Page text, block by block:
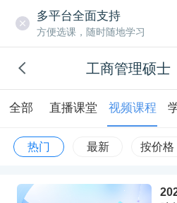
多平台全面支持
方便选课，随时随地学习
工商管理硕士
全部 直播课堂 视频课程
热门 最新 按价格